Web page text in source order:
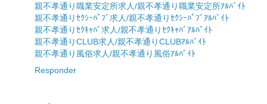
親不孝通り職業安定所求人/親不孝通り職業安定所ｱﾙﾊﾞｲﾄ
親不孝通りｾｸｼｰﾊﾟﾌﾞ求人/親不孝通りｾｸｼｰﾊﾟﾌﾞｱﾙﾊﾞｲﾄ
親不孝通りｾｸｷｬﾊﾞ求人/親不孝通りｾｸｷｬﾊﾞｱﾙﾊﾞｲﾄ
親不孝通りCLUB求人/親不孝通りCLUBｱﾙﾊﾞｲﾄ
親不孝通り風俗求人/親不孝通り風俗ｱﾙﾊﾞｲﾄ
Responder